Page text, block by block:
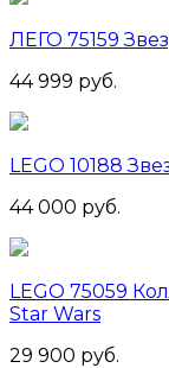
ЛЕГО 75159
44 999 руб.
LEGO 10188
44 000 руб.
LEGO 75059
Star Wars
29 900 руб.